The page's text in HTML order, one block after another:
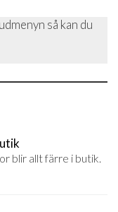
så kan du
blir allt färre i butik.